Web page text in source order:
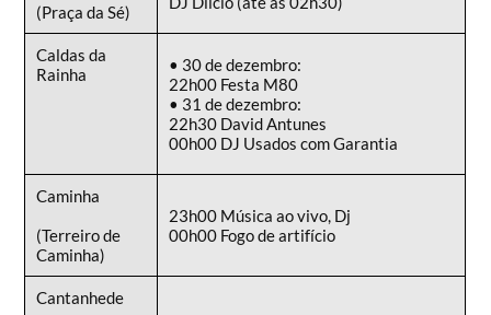
(Praça da Sé)
Caldas da
Rainha
• 30 de dezembro:
22h00 Festa M80
• 31 de dezembro:
22h30 David Antunes
00h00 DJ Usados com Garantia
Caminha
(Terreiro de
Caminha)
23h00 Música ao vivo, Dj
00h00 Fogo de artifício
Cantanhede